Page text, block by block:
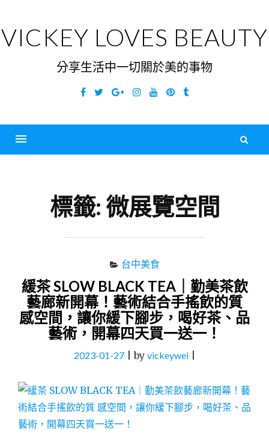
content
VICKEY LOVES BEAUTY
分享生活中一切關於美的事物
Facebook
TwitterGoogleInstagramYouTubePinterest
Tumblr
標籤: 微展覽空間
台中美食
緩茶 SLOW BLACK TEA｜勤美茶飲
藝廊新開幕！藝術結合手搖飲的質
感空間，讓你緩下腳步，喝好茶、品
藝術，開幕四天買一送一！
2023-01-27|by vickeywei|